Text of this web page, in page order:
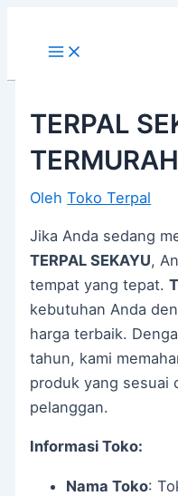
konten
TERPAL
TERMURAH
OlehToko Terpal
Jika Anda sedang
TERPAL SEKAYU,
tempat yang tepat.
kebutuhan Anda
harga terbaik.
tahun, kami
produk yang sesuai
pelanggan.
Informasi Toko:
Nama Toko: